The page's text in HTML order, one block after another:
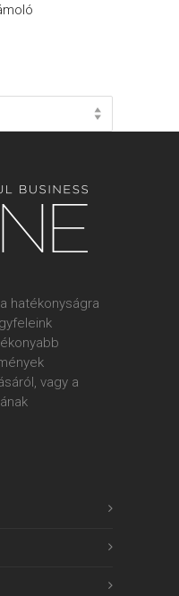
hatékonyságra
vagy a